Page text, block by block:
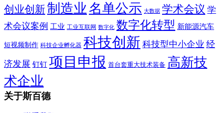
创业创新制造业 名单公示 大数据 学术会议 学
术会议案例 工业 工业互联网 数字化 数字化转型 新能源汽车
短视频制作 科技企业孵化器 科技创新 科技型中小企业 经
济发展 钉钉 项目申报 首台套重大技术装备 高新技
术企业
关于斯百德